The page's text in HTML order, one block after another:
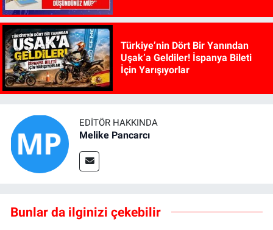
Türkiye’nin Dört Bir Yanından
Uşak’a Geldiler! İspanya Bileti
İçin Yarışıyorlar
EDITÖR HAKKINDA
Melike Pancarcı
Bunlar da ilginizi çekebilir